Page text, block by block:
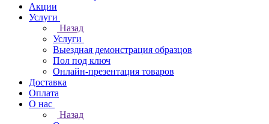
Акции
Услуги
Назад
Услуги
Выездная демонстрация образцов
Пол под ключ
Онлайн-презентация товаров
Доставка
Оплата
О нас
Назад